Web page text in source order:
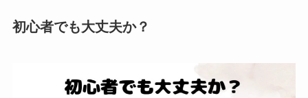
初心者でも大丈夫か？